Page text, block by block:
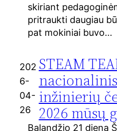
skiriant
pritraukti daugiau
pat mokiniai buvo…
202
6-
04-
26
STEAM
inžinierių
2026 mūsų
Balandžio 21 dieną